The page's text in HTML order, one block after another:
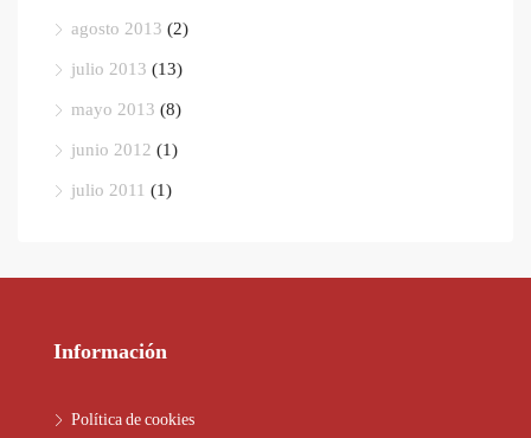
agosto 2013 (2)
julio 2013 (13)
mayo 2013 (8)
junio 2012 (1)
julio 2011 (1)
Información
Política de cookies